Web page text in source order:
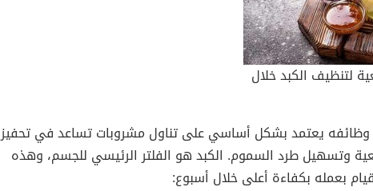
لتنظيف الكبد خلال
وظائفه يعتمد بشكل أساسي على تناول مشروبات تساعد في تحفيز
وتسهيل طرد السموم. الكبد هو الفلتر الرئيسي للجسم، وهذه
بعمله بكفاءة أعلى خلال أسبوع: